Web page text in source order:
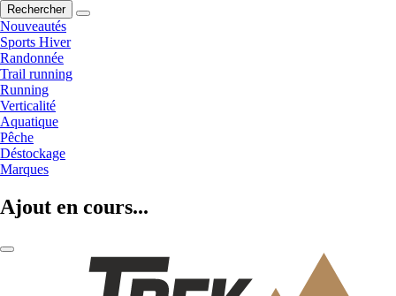
Rechercher
Nouveautés
Sports Hiver
Randonnée
Trail running
Running
Verticalité
Aquatique
Pêche
Déstockage
Marques
Ajout en cours...